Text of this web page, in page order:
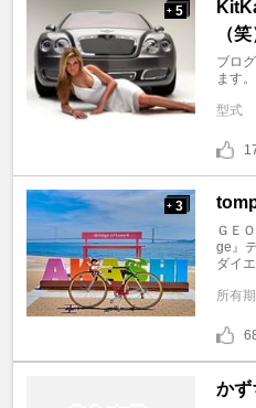
+ 5
（
ブロ
ます。
型式
+ 3
ＧＥ
ge』
ダイ
所有
か